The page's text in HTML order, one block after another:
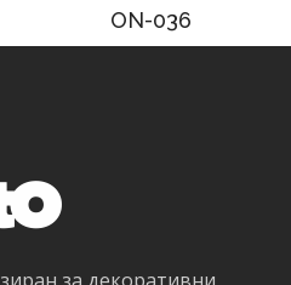
ON-036